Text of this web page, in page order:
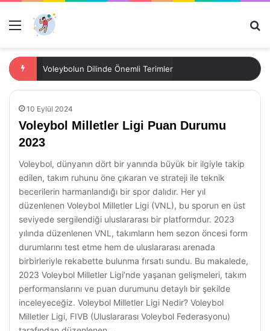
Menü
Voleybolun Dilinde Önemli Terimler
10 Eylül 2024
Voleybol Milletler Ligi Puan Durumu
2023
Voleybol, dünyanın dört bir yanında büyük bir ilgiyle takip
edilen, takım ruhunu öne çıkaran ve strateji ile teknik
becerilerin harmanlandığı bir spor dalıdır. Her yıl
düzenlenen Voleybol Milletler Ligi (VNL), bu sporun en üst
seviyede sergilendiği uluslararası bir platformdur. 2023
yılında düzenlenen VNL, takımların hem sezon öncesi form
durumlarını test etme hem de uluslararası arenada
birbirleriyle rekabette bulunma fırsatı sundu. Bu makalede,
2023 Voleybol Milletler Ligi’nde yaşanan gelişmeleri, takım
performanslarını ve puan durumunu detaylı bir şekilde
inceleyeceğiz. Voleybol Milletler Ligi Nedir? Voleybol
Milletler Ligi, FIVB (Uluslararası Voleybol Federasyonu)